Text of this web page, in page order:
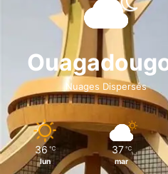
b
o
k
i
n
Nuages Dispersés
36 ℃
lun
37 ℃
mar